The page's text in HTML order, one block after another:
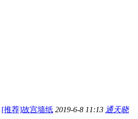
[推荐]故宫墙纸 2019-6-8 11:13 通天晓